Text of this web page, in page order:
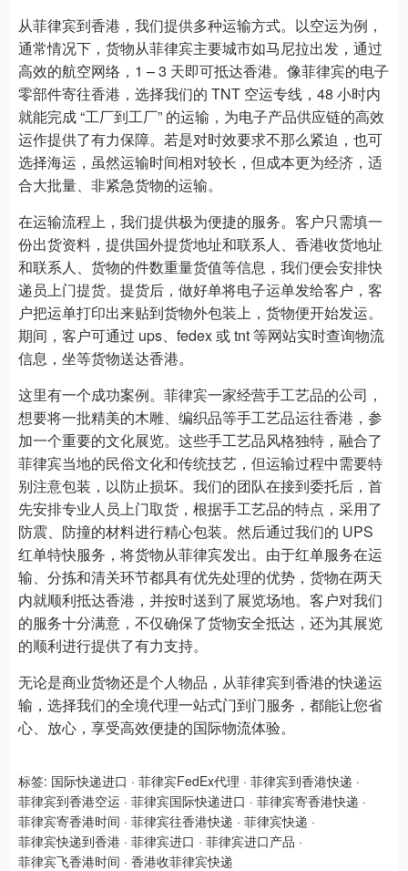
从菲律宾到香港，我们提供多种运输方式。以空运为例，
通常情况下，货物从菲律宾主要城市如马尼拉出发，通过
高效的航空网络，1 – 3 天即可抵达香港。像菲律宾的电子
零部件寄往香港，选择我们的 TNT 空运专线，48 小时内
就能完成 “工厂到工厂” 的运输，为电子产品供应链的高效
运作提供了有力保障。若是对时效要求不那么紧迫，也可
选择海运，虽然运输时间相对较长，但成本更为经济，适
合大批量、非紧急货物的运输。
在运输流程上，我们提供极为便捷的服务。客户只需填一
份出货资料，提供国外提货地址和联系人、香港收货地址
和联系人、货物的件数重量货值等信息，我们便会安排快
递员上门提货。提货后，做好单将电子运单发给客户，客
户把运单打印出来贴到货物外包装上，货物便开始发运。
期间，客户可通过 ups、fedex 或 tnt 等网站实时查询物流
信息，坐等货物送达香港。
这里有一个成功案例。菲律宾一家经营手工艺品的公司，
想要将一批精美的木雕、编织品等手工艺品运往香港，参
加一个重要的文化展览。这些手工艺品风格独特，融合了
菲律宾当地的民俗文化和传统技艺，但运输过程中需要特
别注意包装，以防止损坏。我们的团队在接到委托后，首
先安排专业人员上门取货，根据手工艺品的特点，采用了
防震、防撞的材料进行精心包装。然后通过我们的 UPS
红单特快服务，将货物从菲律宾发出。由于红单服务在运
输、分拣和清关环节都具有优先处理的优势，货物在两天
内就顺利抵达香港，并按时送到了展览场地。客户对我们
的服务十分满意，不仅确保了货物安全抵达，还为其展览
的顺利进行提供了有力支持。
无论是商业货物还是个人物品，从菲律宾到香港的快递运
输，选择我们的全境代理一站式门到门服务，都能让您省
心、放心，享受高效便捷的国际物流体验。
标签: 国际快递进口 · 菲律宾FedEx代理 · 菲律宾到香港快递 ·
菲律宾到香港空运 · 菲律宾国际快递进口 · 菲律宾寄香港快递 ·
菲律宾寄香港时间 · 菲律宾往香港快递 · 菲律宾快递 ·
菲律宾快递到香港 · 菲律宾进口 · 菲律宾进口产品 ·
菲律宾飞香港时间 · 香港收菲律宾快递